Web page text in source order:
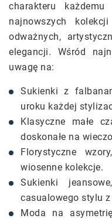
charakteru
najnowszych
odważnych,
elegancji. Wśród
uwagę na:
Sukienki z
uroku każdej
Klasyczne małe
doskonałe na
Florystyczne
wiosenne kolekcje.
Sukienki
casualowego stylu
Moda na